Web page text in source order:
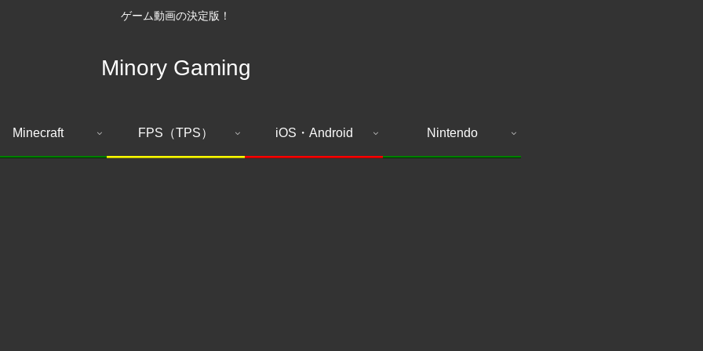
ゲーム動画の決定版！
Minory Gaming
Minecraft FPS（TPS） iOS・Android Nintendo